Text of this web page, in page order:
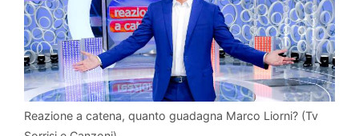
Reazione a catena, quanto guadagna Marco Liorni? (Tv